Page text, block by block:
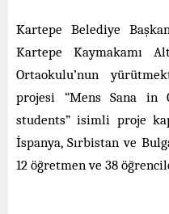
Kartepe Belediye
Kartepe Kaymakamı
Ortaokulu’nun
projesi “Mens Sana in
students” isimli proje
İspanya, Sırbistan ve
12 öğretmen ve 38